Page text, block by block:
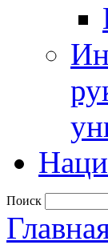
Поиск